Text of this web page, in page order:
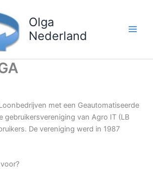
Olga
Nederland
met een Geautomatiseerde
gebruikersvereniging van Agro IT (LB
De vereniging werd in 1987